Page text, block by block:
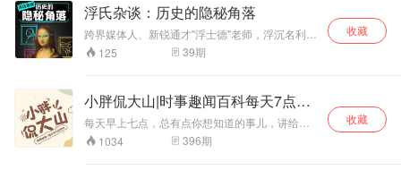
浮氏杂谈：历史的隐秘角落
跨界媒体人、新锐通才"浮士德"老师，浮沉名利场
二十载，惯见星途明暗，人情冷暖。在这里，浮
士德首次露声，把古往各种阴谋阳谋，今来许多
才、神奇的脑洞，不寻常的世界历史秘闻，带你
窥见历史人生中的隐秘角落，循迹属于每个人自
己的幸福契机。专辑是免费的，开心是宝贵的，
快进来开心开心吧~
125 39期
收藏
小胖侃大山|时事趣闻百科每天7点不
见不散
每天早上七点，总有点你想知道的事儿，讲给你
听。 说点不敢说的，听点没听过的，要的就是刺
激。 时事、趣闻、民生、传说、鸡汤、毒舌、画
1034 396期
收藏